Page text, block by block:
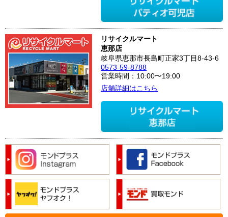
リサイクルマート
恵那店
岐阜県恵那市長島町正家3丁目8-43-6
0573-59-8788
営業時間：10:00〜19:00
店舗詳細はこちら